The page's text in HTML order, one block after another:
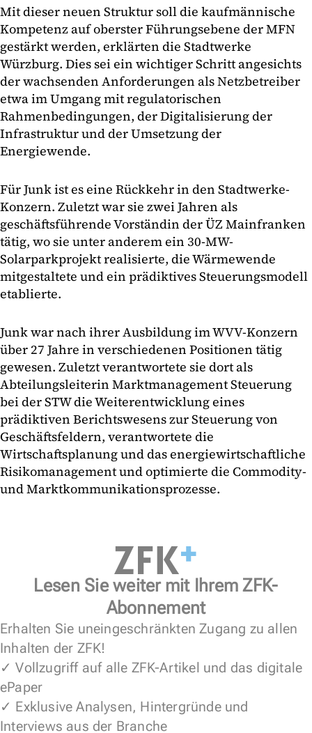
Mit dieser neuen Struktur soll die kaufmännische
Kompetenz auf oberster Führungsebene der MFN
gestärkt werden, erklärten die Stadtwerke
Würzburg. Dies sei ein wichtiger Schritt angesichts
der wachsenden Anforderungen als Netzbetreiber
etwa im Umgang mit regulatorischen
Rahmenbedingungen, der Digitalisierung der
Infrastruktur und der Umsetzung der
Energiewende.
Für Junk ist es eine Rückkehr in den Stadtwerke-
Konzern. Zuletzt war sie zwei Jahren als
geschäftsführende Vorständin der ÜZ Mainfranken
tätig, wo sie unter anderem ein 30-MW-
Solarparkprojekt realisierte, die Wärmewende
mitgestaltete und ein prädiktives Steuerungsmodell
etablierte.
Junk war nach ihrer Ausbildung im WVV-Konzern
über 27 Jahre in verschiedenen Positionen tätig
gewesen. Zuletzt verantwortete sie dort als
Abteilungsleiterin Marktmanagement Steuerung
bei der STW die Weiterentwicklung eines
prädiktiven Berichtswesens zur Steuerung von
Geschäftsfeldern, verantwortete die
Wirtschaftsplanung und das energiewirtschaftliche
Risikomanagement und optimierte die Commodity-
und Marktkommunikationsprozesse.
Lesen Sie weiter mit Ihrem ZFK-
Abonnement
Erhalten Sie uneingeschränkten Zugang zu allen
Inhalten der ZFK!
✓ Vollzugriff auf alle ZFK-Artikel und das digitale
ePaper
✓ Exklusive Analysen, Hintergründe und
Interviews aus der Branche